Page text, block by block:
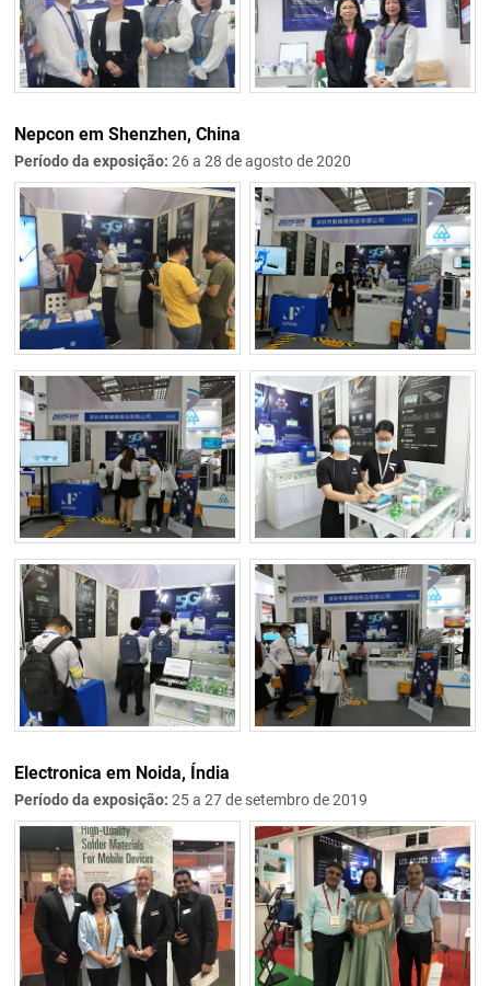
Nepcon em Shenzhen, China
Período da exposição:26 a 28 de agosto de 2020
Electronica em Noida, Índia
Período da exposição:25 a 27 de setembro de 2019